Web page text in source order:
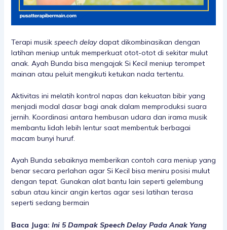
Terapi musik speech delaydapat dikombinasikan dengan
latihan meniup untuk memperkuat otot-otot di sekitar mulut
anak. Ayah Bunda bisa mengajak Si Kecil meniup terompet
mainan atau peluit mengikuti ketukan nada tertentu.
Aktivitas ini melatih kontrol napas dan kekuatan bibir yang
menjadi modal dasar bagi anak dalam memproduksi suara
jernih. Koordinasi antara hembusan udara dan irama musik
membantu lidah lebih lentur saat membentuk berbagai
macam bunyi huruf.
Ayah Bunda sebaiknya memberikan contoh cara meniup yang
benar secara perlahan agar Si Kecil bisa meniru posisi mulut
dengan tepat. Gunakan alat bantu lain seperti gelembung
sabun atau kincir angin kertas agar sesi latihan terasa
seperti sedang bermain
Baca Juga: Ini 5 Dampak Speech Delay Pada Anak Yang